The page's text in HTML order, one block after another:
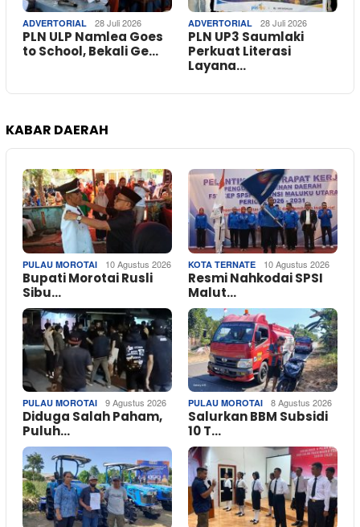
ADVERTORIAL 28 Juli 2026
PLN ULP Namlea Goes
to School, Bekali Ge…
ADVERTORIAL 28 Juli 2026
PLN UP3 Saumlaki
Perkuat Literasi
Layana…
KABAR DAERAH
PULAU MOROTAI 10 Agustus 2026
Bupati Morotai Rusli
Sibu…
KOTA TERNATE 10 Agustus 2026
Resmi Nahkodai SPSI
Malut…
PULAU MOROTAI 9 Agustus 2026
Diduga Salah Paham,
Puluh…
PULAU MOROTAI 8 Agustus 2026
Salurkan BBM Subsidi
10 T…